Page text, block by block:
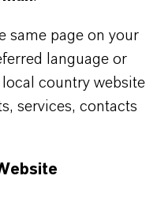
erscheint ein
Datenblätter für
same page on your
language or
country website
services, contacts